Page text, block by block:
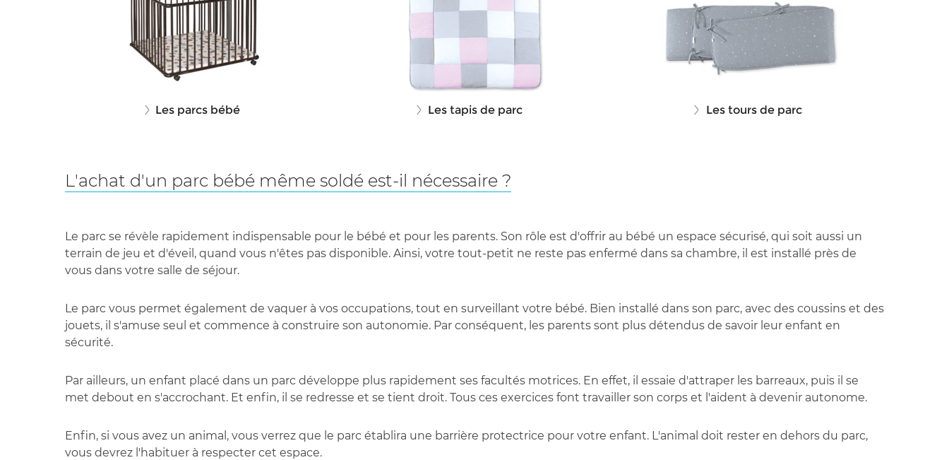
L'achat d'un parc bébé même soldé est-il nécessaire ?
Le parc se révèle rapidement indispensable pour le bébé et pour les parents. Son rôle est d'offrir au bébé un espace sécurisé, qui soit aussi un
terrain de jeu et d'éveil, quand vous n'êtes pas disponible. Ainsi, votre tout-petit ne reste pas enfermé dans sa chambre, il est installé près de
vous dans votre salle de séjour.
Le parc vous permet également de vaquer à vos occupations, tout en surveillant votre bébé. Bien installé dans son parc, avec des coussins et des
jouets, il s'amuse seul et commence à construire son autonomie. Par conséquent, les parents sont plus détendus de savoir leur enfant en
sécurité.
Par ailleurs, un enfant placé dans un parc développe plus rapidement ses facultés motrices. En effet, il essaie d'attraper les barreaux, puis il se
met debout en s'accrochant. Et enfin, il se redresse et se tient droit. Tous ces exercices font travailler son corps et l'aident à devenir autonome.
Enfin, si vous avez un animal, vous verrez que le parc établira une barrière protectrice pour votre enfant. L'animal doit rester en dehors du parc,
vous devrez l'habituer à respecter cet espace.